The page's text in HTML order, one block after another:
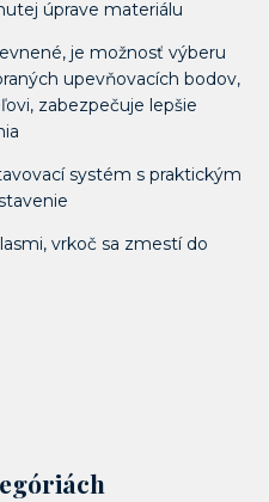
úprave materiálu
je možnosť výberu
upevňovacích bodov,
zabezpečuje lepšie
systém s praktickým
vrkoč sa zmestí do